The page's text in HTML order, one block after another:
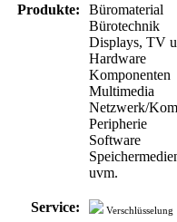
Produkte:
Büromaterial
Bürotechnik
Displays, TV
Hardware
Komponenten
Multimedia
Netzwerk/
Peripherie
Software
uvm.
Service: Verschlüsselung